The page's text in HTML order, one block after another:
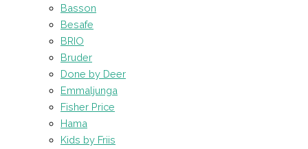
Basson
Besafe
BRIO
Bruder
Done by Deer
Emmaljunga
Fisher Price
Hama
Kids by Friis